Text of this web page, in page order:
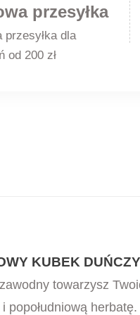
przesyłka
przesyłka dla
od 200 zł
KUBEK
towarzysz
popołudniową